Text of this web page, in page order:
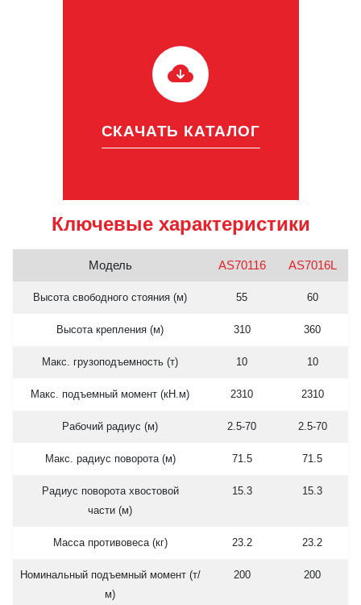
СКАЧАТЬ КАТАЛОГ
Ключевые характеристики
Модель AS70116 AS7016L
Высота свободного стояния (м) 55 60
Высота крепления (м) 310 360
Макс. грузоподъемность (т) 10 10
Макс. подъемный момент (кН.м) 2310 2310
Рабочий радиус (м) 2.5-70 2.5-70
Макс. радиус поворота (м) 71.5 71.5
Радиус поворота хвостовой
части (м)
15.3 15.3
Масса противовеса (кг) 23.2 23.2
Номинальный подъемный момент (т/
м)
200 200